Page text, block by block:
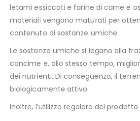
letami essiccati e farine di carne e
materiali vengono maturati per
contenuto di sostanze umiche.
Le sostanze umiche si legano alla
concime e, allo stesso tempo,
dei nutrienti. Di conseguenza, il
biologicamente attivo.
Inoltre, l’utilizzo regolare del